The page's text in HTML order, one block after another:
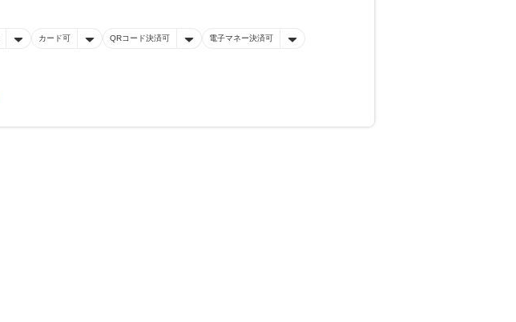
カード可 QRコード決済可 電子マネー決済可